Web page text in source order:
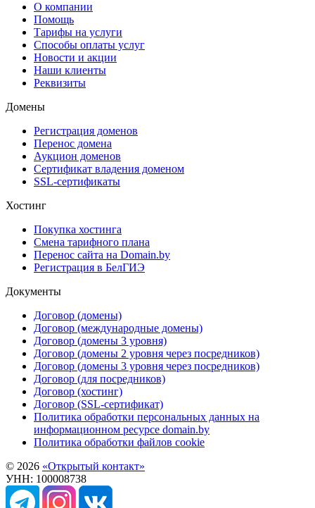
О компании
Помощь
Тарифы на услуги
Способы оплаты услуг
Новости и акции
Наши клиенты
Реквизиты
Домены
Регистрация доменов
Перенос домена
Аукцион доменов
Сертификат владения доменом
SSL-сертификаты
Хостинг
Покупка хостинга
Смена тарифного плана
Перенос сайта на Domain.by
Регистрация в БелГИЭ
Документы
Договор (домены)
Договор (международные домены)
Договор (домены 3 уровня)
Договор (домены 2 уровня через посредников)
Договор (домены 3 уровня через посредников)
Договор (для посредников)
Договор (хостинг)
Договор (SSL-сертификат)
Политика обработки персональных данных на
информационном ресурсе domain.by
Политика обработки файлов cookie
© 2026 «Открытый контакт»
УНН: 100008738